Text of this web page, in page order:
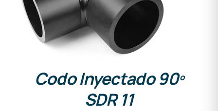
DETALLES
Codo Inyectado 90º
SDR 11